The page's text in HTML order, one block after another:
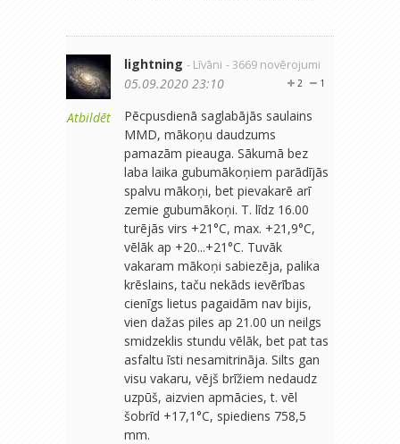
Atbildēt
lightning - Līvāni - 3669 novērojumi
1
2
05.09.2020 23:10
Pēcpusdienā saglabājās saulains
MMD, mākoņu daudzums
pamazām pieauga. Sākumā bez
laba laika gubumākoņiem parādījās
spalvu mākoņi, bet pievakarē arī
zemie gubumākoņi. T. līdz 16.00
turējās virs +21°C, max. +21,9°C,
vēlāk ap +20...+21°C. Tuvāk
vakaram mākoņi sabiezēja, palika
krēslains, taču nekāds ievērības
cienīgs lietus pagaidām nav bijis,
vien dažas piles ap 21.00 un neilgs
smidzeklis stundu vēlāk, bet pat tas
asfaltu īsti nesamitrināja. Silts gan
visu vakaru, vējš brīžiem nedaudz
uzpūš, aizvien apmācies, t. vēl
šobrīd +17,1°C, spiediens 758,5
mm.